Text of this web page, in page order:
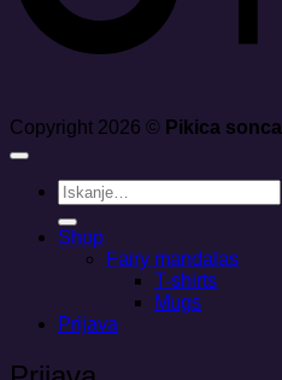
Copyright 2026 © Pikica sonca
Išči:
Shop
Fairy mandalas
T-shirts
Mugs
Prijava